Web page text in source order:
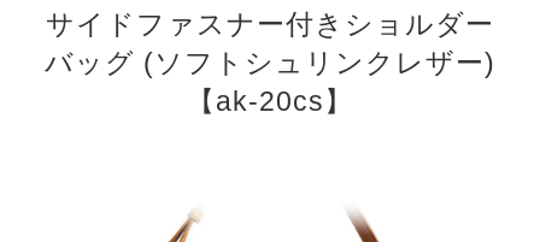
サイドファスナー付きショルダー
バッグ (ソフトシュリンクレザー)
【ak-20cs】